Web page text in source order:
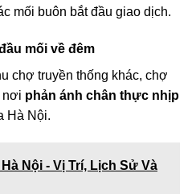
mối buôn bắt đầu giao dịch.
mối về đêm
chợ truyền thống khác, chợ
nơi phản ánh chân thực nhịp
Hà Nội.
Hà Nội - Vị Trí, Lịch Sử Và